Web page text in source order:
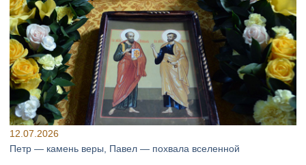
12.07.2026
Петр — камень веры, Павел — похвала вселенной